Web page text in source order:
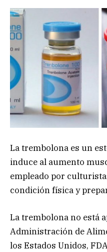
La trembolona es un
induce al aumento
empleado por
condición física y
La trembolona no está
Administración de
los Estados Unidos,